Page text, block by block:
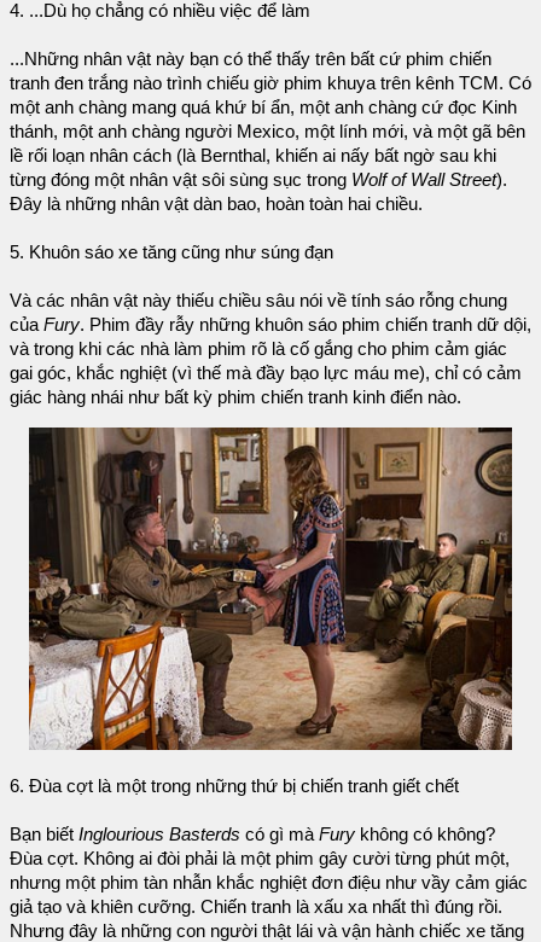
4. ...Dù họ chẳng có nhiều việc để làm
...Những nhân vật này bạn có thể thấy trên bất cứ phim chiến
tranh đen trắng nào trình chiếu giờ phim khuya trên kênh TCM. Có
một anh chàng mang quá khứ bí ẩn, một anh chàng cứ đọc Kinh
thánh, một anh chàng người Mexico, một lính mới, và một gã bên
lề rối loạn nhân cách (là Bernthal, khiến ai nấy bất ngờ sau khi
từng đóng một nhân vật sôi sùng sục trong Wolf of Wall Street).
Đây là những nhân vật dàn bao, hoàn toàn hai chiều.
5. Khuôn sáo xe tăng cũng như súng đạn
Và các nhân vật này thiếu chiều sâu nói về tính sáo rỗng chung
củaFury. Phim đầy rẫy những khuôn sáo phim chiến tranh dữ dội,
và trong khi các nhà làm phim rõ là cố gắng cho phim cảm giác
gai góc, khắc nghiệt (vì thế mà đầy bạo lực máu me), chỉ có cảm
giác hàng nhái như bất kỳ phim chiến tranh kinh điển nào.
6. Đùa cợt là một trong những thứ bị chiến tranh giết chết
Bạn biết Inglourious Basterds có gì mà Fury không có không?
Đùa cợt. Không ai đòi phải là một phim gây cười từng phút một,
nhưng một phim tàn nhẫn khắc nghiệt đơn điệu như vầy cảm giác
giả tạo và khiên cưỡng. Chiến tranh là xấu xa nhất thì đúng rồi.
Nhưng đây là những con người thật lái và vận hành chiếc xe tăng